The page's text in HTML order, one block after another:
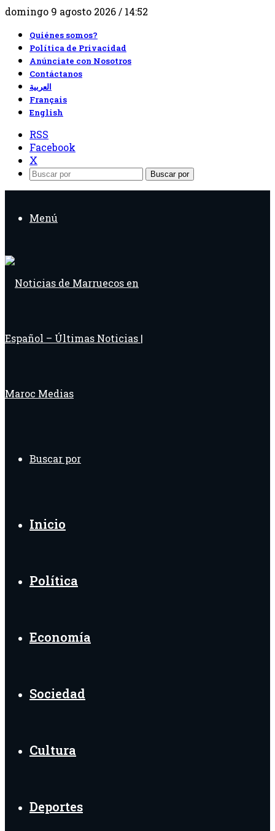
domingo 9 agosto 2026 / 14:52
Quiénes somos?
Política de Privacidad
Anúnciate con Nosotros
Contáctanos
العربية
Français
English
RSS
Facebook
X
Buscar por
Menú
Buscar por
Inicio
Política
Economía
Sociedad
Cultura
Deportes